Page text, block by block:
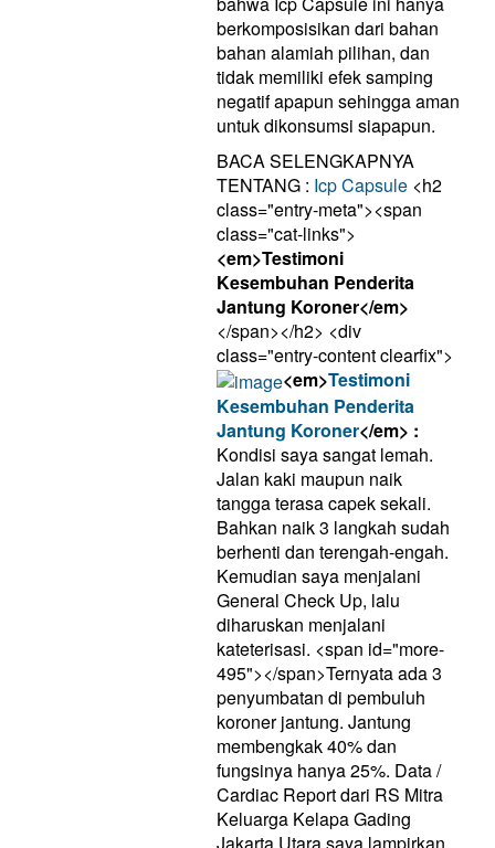
berkomposisikan dari bahan
bahan alamiah pilihan, dan
tidak memiliki efek samping
negatif apapun sehingga aman
untuk dikonsumsi siapapun.
BACA SELENGKAPNYA
TENTANG : Icp Capsule <h2
class="entry-meta"><span
class="cat-links">
<em>Testimoni
Kesembuhan Penderita
Jantung Koroner</em>
</span></h2> <div
class="entry-content clearfix">
<em>Testimoni
Kesembuhan Penderita
Jantung Koroner</em> :
Kondisi saya sangat lemah.
Jalan kaki maupun naik
tangga terasa capek sekali.
Bahkan naik 3 langkah sudah
berhenti dan terengah-engah.
Kemudian saya menjalani
General Check Up, lalu
diharuskan menjalani
kateterisasi. <span id="more-
495"></span>Ternyata ada 3
penyumbatan di pembuluh
koroner jantung. Jantung
membengkak 40% dan
fungsinya hanya 25%. Data /
Cardiac Report dari RS Mitra
Keluarga Kelapa Gading